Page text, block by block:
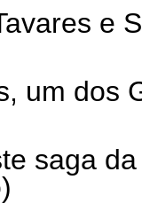
e
um dos
saga